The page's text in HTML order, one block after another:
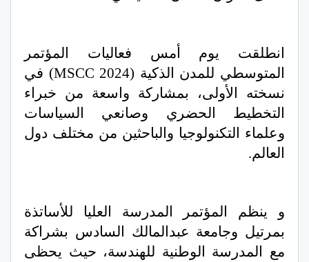
انطلقت يوم أمس فعاليات المؤتمر
المتوسطي للمدن الذكية (MSCC 2024) في
نسخته الأولى، بمشاركة واسعة من خبراء
التخطيط الحضري وصانعي السياسات
وعلماء التكنولوجيا والباحثين من مختلف دول
العالم.
و ينظم المؤتمر المدرسة العليا للأساتذة
بمرتيل وجامعة عبدالمالك السادس بشراكة
مع المدرسة الوطنية للهندسة، حيث يحظى